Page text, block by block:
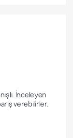
İnceleyen
verebilirler.